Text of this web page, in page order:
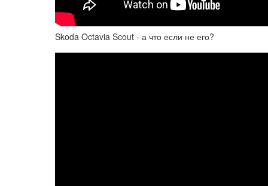
Skoda Octavia Scout - а что если не его?